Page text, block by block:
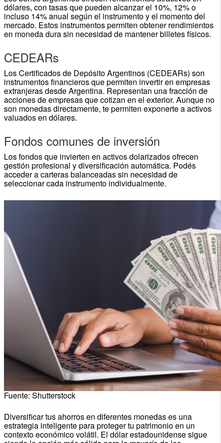
dólares, con tasas que pueden alcanzar el 10%, 12% o
incluso 14% anual según el instrumento y el momento del
mercado. Estos instrumentos permiten obtener rendimientos
en moneda dura sin necesidad de mantener billetes físicos.
CEDEARs
Los Certificados de Depósito Argentinos (CEDEARs) son
instrumentos financieros que permiten invertir en empresas
extranjeras desde Argentina. Representan una fracción de
acciones de empresas que cotizan en el exterior. Aunque no
son monedas directamente, te permiten exponerte a activos
valuados en dólares.
Fondos comunes de inversión
Los fondos que invierten en activos dolarizados ofrecen
gestión profesional y diversificación automática. Podés
acceder a carteras balanceadas sin necesidad de
seleccionar cada instrumento individualmente.
Fuente: Shutterstock
Diversificar tus ahorros en diferentes monedas es una
estrategia inteligente para proteger tu patrimonio en un
contexto económico volátil. El dólar estadounidense sigue